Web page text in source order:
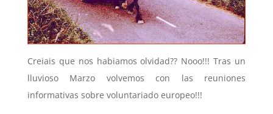
Creiais que nos habiamos olvidad?? Nooo!!! Tras un
lluvioso Marzo volvemos con las reuniones
informativas sobre voluntariado europeo!!!